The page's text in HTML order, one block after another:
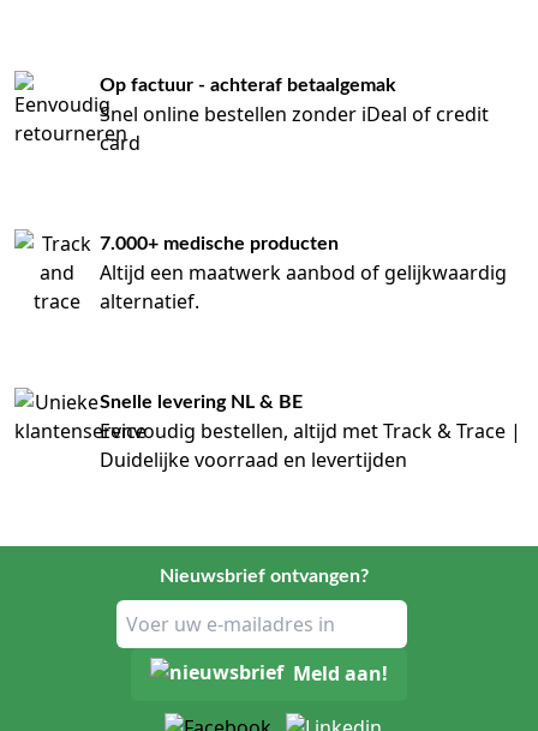
Op factuur - achteraf betaalgemak
Snel online bestellen zonder iDeal of credit
card
7.000+ medische producten
Altijd een maatwerk aanbod of gelijkwaardig
alternatief.
Snelle levering NL & BE
Eenvoudig bestellen, altijd met Track & Trace |
Duidelijke voorraad en levertijden
Nieuwsbrief ontvangen?
Meld aan!